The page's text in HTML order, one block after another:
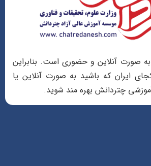
صورت آنلاین و حضوری است. بنابراین
ایران که باشید به صورت آنلاین یا
چتردانش بهره مند شوید.